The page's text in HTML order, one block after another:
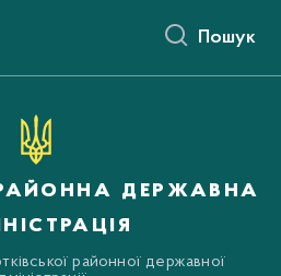
Пошук
державна
районної державної